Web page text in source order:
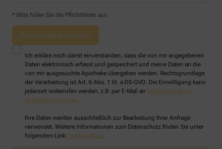
* Bitte füllen Sie die Pflichtfelder aus
Ich erkläre mich damit einverstanden, dass die von mir angegebenen
Daten elektronisch erfasst und gespeichert und meine Daten an die
von mir ausgesuchte Apotheke übergeben werden. Rechtsgrundlage
der Verarbeitung ist Art. 6 Abs. 1 lit. a DS-GVO. Die Einwilligung kann
jederzeit widerrufen werden, z.B. per E-Mail an info@schildhorn-
apotheke-berlin.de.
Ihre Daten werden ausschließlich zur Bearbeitung Ihrer Anfrage
verwendet. Weitere Informationen zum Datenschutz finden Sie unter
folgendem Link: Datenschutz.